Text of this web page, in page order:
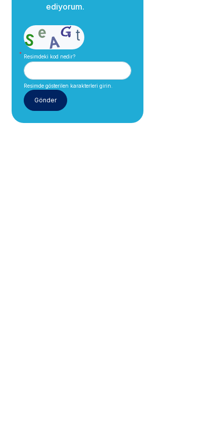
ediyorum.
Resimdeki kod nedir?
Resimde gösterilen karakterleri girin.